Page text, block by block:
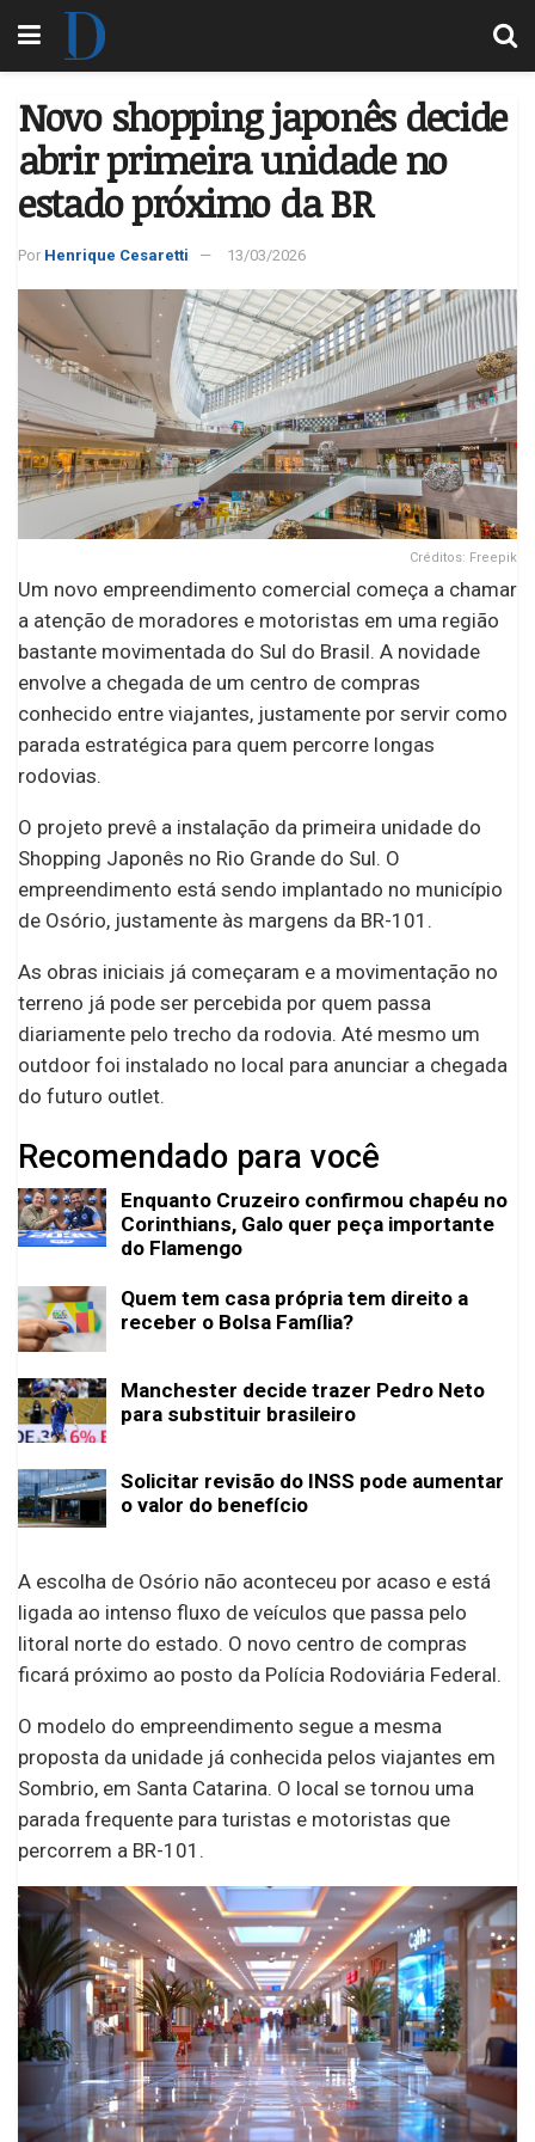
Novo shopping japonês decide
abrir primeira unidade no
estado próximo da BR
Por Henrique Cesaretti 13/03/2026
Créditos: Freepik
Um novo empreendimento comercial começa a chamar
a atenção de moradores e motoristas em uma região
bastante movimentada do Sul do Brasil. A novidade
envolve a chegada de um centro de compras
conhecido entre viajantes, justamente por servir como
parada estratégica para quem percorre longas
rodovias.
O projeto prevê a instalação da primeira unidade do
Shopping Japonês no Rio Grande do Sul. O
empreendimento está sendo implantado no município
de Osório, justamente às margens da BR-101.
As obras iniciais já começaram e a movimentação no
terreno já pode ser percebida por quem passa
diariamente pelo trecho da rodovia. Até mesmo um
outdoor foi instalado no local para anunciar a chegada
do futuro outlet.
Recomendado para você
Enquanto Cruzeiro confirmou chapéu no
Corinthians, Galo quer peça importante
do Flamengo
Quem tem casa própria tem direito a
receber o Bolsa Família?
Manchester decide trazer Pedro Neto
para substituir brasileiro
Solicitar revisão do INSS pode aumentar
o valor do benefício
A escolha de Osório não aconteceu por acaso e está
ligada ao intenso fluxo de veículos que passa pelo
litoral norte do estado. O novo centro de compras
ficará próximo ao posto da Polícia Rodoviária Federal.
O modelo do empreendimento segue a mesma
proposta da unidade já conhecida pelos viajantes em
Sombrio, em Santa Catarina. O local se tornou uma
parada frequente para turistas e motoristas que
percorrem a BR-101.